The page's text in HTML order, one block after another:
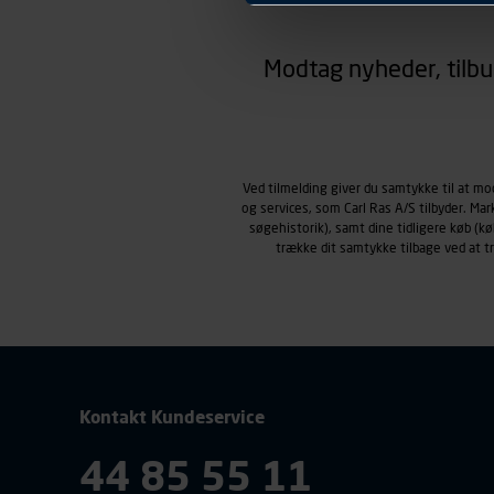
hjemmesiden ser ud eller
Markedsføringscookies
Carl Ras anvender
henblik på markedsføring,
smartphone mv.) samt de
Vi henviser endvidere til
personoplysninger.
Modtag nyheder,
Ved tilmelding giver du samtykke til at
og services, som Carl Ras A/S tilbyder.
søgehistorik), samt dine tidligere køb
trække dit samtykke tilbage ved at
Kontakt Kundeservice
44 85 55 11